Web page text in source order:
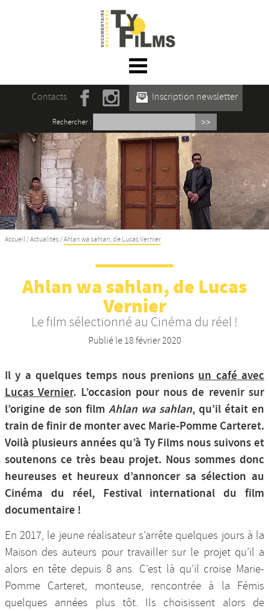
☰ Menu
Accueil
Actualités
L’association
Rencontres du film documentaire de
Mellionnec
Projections
Se former
Nos productions et +
Contacts Inscription newsletter
Rechercher :
Accueil /Actualités /Ahlan wa sahlan, de Lucas Vernier
Ahlan wa sahlan, de Lucas
Vernier
Le film sélectionné au Cinéma du réel !
Publié le 18 février 2020
Il y a quelques temps nous prenions un café avec
Lucas Vernier. L’occasion pour nous de revenir sur
l’origine de son film Ahlan wa sahlan, qu’il était en
train de finir de monter avec Marie-Pomme Carteret.
Voilà plusieurs années qu’à Ty Films nous suivons et
soutenons ce très beau projet. Nous sommes donc
heureuses et heureux d’annoncer sa sélection au
Cinéma du réel, Festival international du film
documentaire !
En 2017, le jeune réalisateur s’arrête quelques jours à la
Maison des auteurs pour travailler sur le projet qu’il a
alors en tête depuis 8 ans. C’est là qu’il croise Marie-
Pomme Carteret, monteuse, rencontrée à la Fémis
quelques années plus tôt. Ils choisissent alors de